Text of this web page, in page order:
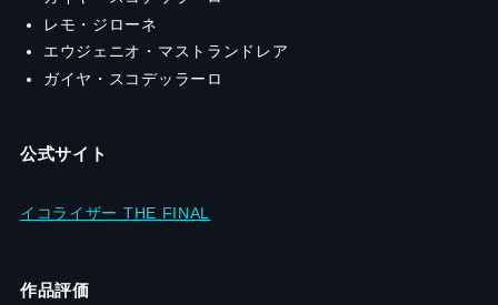
レモ・ジローネ
エウジェニオ・マストランドレア
ガイヤ・スコデッラーロ
公式サイト
イコライザー THE FINAL
作品評価